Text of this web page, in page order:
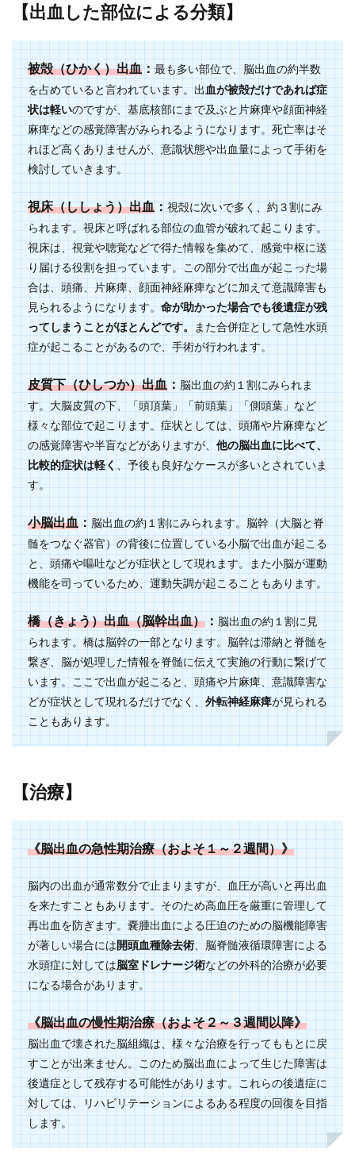
【出血した部位による分類】
被殻（ひかく）出血：最も多い部位で、脳出血の約半数
を占めていると言われています。出血が被殻だけであれば症
状は軽いのですが、基底核部にまで及ぶと片麻痺や顔面神経
麻痺などの感覚障害がみられるようになります。死亡率はそ
れほど高くありませんが、意識状態や出血量によって手術を
検討していきます。
視床（ししょう）出血：視殻に次いで多く、約３割にみ
られます。視床と呼ばれる部位の血管が破れて起こります。
視床は、視覚や聴覚などで得た情報を集めて、感覚中枢に送
り届ける役割を担っています。この部分で出血が起こった場
合は、頭痛、片麻痺、顔面神経麻痺などに加えて意識障害も
見られるようになります。命が助かった場合でも後遺症が残
ってしまうことがほとんどです。また合併症として急性水頭
症が起こることがあるので、手術が行われます。
皮質下（ひしつか）出血：脳出血の約１割にみられま
す。大脳皮質の下、「頭頂葉」「前頭葉」「側頭葉」など
様々な部位で起こります。症状としては、頭痛や片麻痺など
の感覚障害や半盲などがありますが、他の脳出血に比べて、
比較的症状は軽く
、予後も良好なケースが多いとされていま
す。
小脳出血：脳出血の約１割にみられます。脳幹（大脳と脊
髄をつなぐ器官）の背後に位置している小脳で出血が起こる
と、頭痛や嘔吐などが症状として現れます。また小脳が運動
機能を司っているため、運動失調が起こることもあります。
橋（きょう）出血（脳幹出血）：脳出血の約１割に見
られます。橋は脳幹の一部となります。脳幹は滞納と脊髄を
繋ぎ、脳が処理した情報を脊髄に伝えて実施の行動に繋げて
います。ここで出血が起こると、頭痛や片麻痺、意識障害な
どが症状として現れるだけでなく、外転神経麻痺が見られる
こともあります。
【治療】
《脳出血の急性期治療（およそ１～２週間）》
脳内の出血が通常数分で止まりますが、血圧が高いと再出血
を来たすこともあります。そのため高血圧を厳重に管理して
再出血を防ぎます。嚢腫出血による圧迫のための脳機能障害
が著しい場合には開頭血種除去術、脳脊髄液循環障害による
水頭症に対しては脳室ドレナージ術などの外科的治療が必要
になる場合があります。
《脳出血の慢性期治療（およそ２～３週間以降》
脳出血で壊された脳組織は、様々な治療を行ってももとに戻
すことが出来ません。このため脳出血によって生じた障害は
後遺症として残存する可能性があります。これらの後遺症に
対しては、リハビリテーションによるある程度の回復を目指
します。